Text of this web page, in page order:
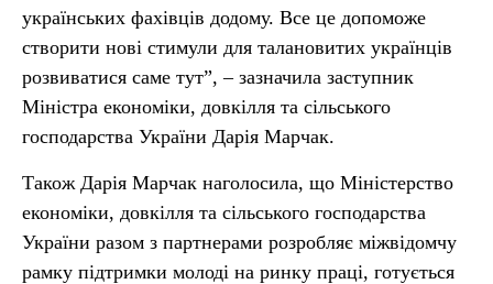
українських фахівців додому. Все це допоможе
створити нові стимули для талановитих українців
розвиватися саме тут”, – зазначила заступник
Міністра економіки, довкілля та сільського
господарства України Дарія Марчак.
Також Дарія Марчак наголосила, що Міністерство
економіки, довкілля та сільського господарства
України разом з партнерами розробляє міжвідомчу
рамку підтримки молоді на ринку праці, готується